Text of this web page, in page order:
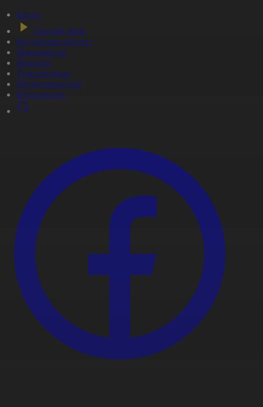
Басты
Тікелей эфир
Бағдарлама кестесі
Жаңалықтар
Жобалар
Телехикаялар
Мультсериалдар
Видеоархив